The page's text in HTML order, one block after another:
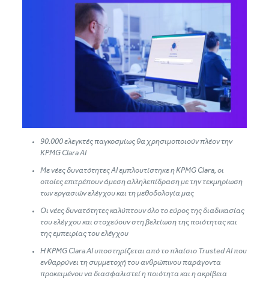
90.000 ελεγκτές παγκοσμίως θα χρησιμοποιούν πλέον την
KPMG ClaraAI
Με νέες δυνατότητες ΑΙ εμπλουτίστηκε ηKPMG Clara, οι
οποίες επιτρέπουν άμεση αλληλεπίδραση με την τεκμηρίωση
των εργασιών ελέγχου και τη μεθοδολογία μας
Οι νέες δυνατότητες καλύπτουν όλο το εύρος της διαδικασίας
του ελέγχου και στοχεύουν στη βελτίωση της ποιότητας και
της εμπειρίας του ελέγχου
ΗKPMG ClaraAIυποστηρίζεται από το πλαίσιο TrustedAIπου
ενθαρρύνει τη συμμετοχή του ανθρώπινου παράγοντα
προκειμένου να διασφαλιστεί η ποιότητα και η ακρίβεια